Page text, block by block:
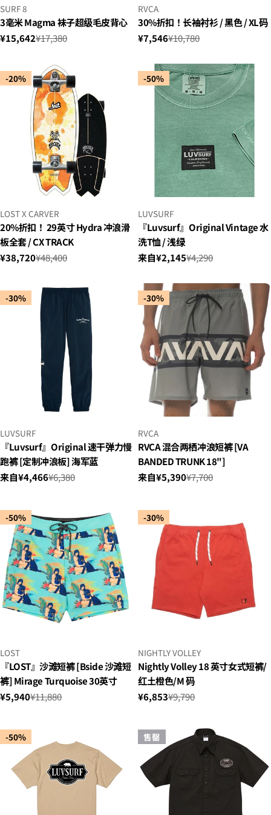
小
贩：
SURF 8
3毫米 Magma 袜子超级毛皮背心
销
格
¥15,642
正
格
¥17,380
小
贩：
RVCA
30%折扣！长袖衬衫 / 黑色 / XL码
销
格
¥7,546
正
格
¥10,780
-20%
小
贩：
LOST X CARVER
20%折扣！ 29英寸 Hydra 冲浪滑
板全套 / CX TRACK
销
格
¥38,720
正
格
¥48,400
-50%
小
贩：
LUVSURF
『Luvsurf』Original Vintage 水
洗T恤 / 浅绿
销
价
格
来自¥2,145
正
价
格
¥4,290
-30%
小
贩：
LUVSURF
『Luvsurf』Original 速干弹力慢
跑裤 [定制冲浪板] 海军蓝
销
格
来自¥4,466
正
格
¥6,380
-30%
小
贩：
RVCA
RVCA 混合两栖冲浪短裤 [VA
BANDED TRUNK 18"]
销
格
来自¥5,390
正
格
¥7,700
-50%
小
贩：
LOST
『LOST』沙滩短裤 [Bside 沙滩短
裤] Mirage Turquoise 30英寸
销
格
¥5,940
正
格
¥11,880
-30%
小
贩：
NIGHTLY VOLLEY
Nightly Volley 18 英寸女式短裤/
红土橙色/M 码
销
格
¥6,853
正
格
¥9,790
-50% 售罄